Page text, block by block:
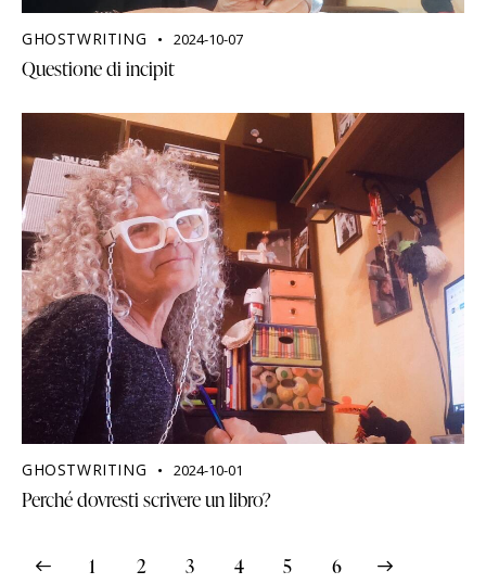
GHOSTWRITING 2024-10-07
Questione di incipit
GHOSTWRITING 2024-10-01
Perché dovresti scrivere un libro?
1 2 3 4 5 6